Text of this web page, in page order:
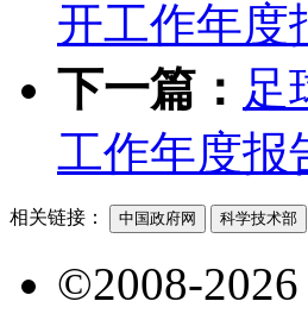
开工作年度
下一篇： 足
工作年度报
相关链接： 中国政府网 科学技术部
©2008-